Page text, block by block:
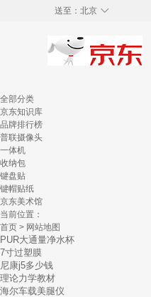
◇
送至： 北京
全部分类
京东知识库
品牌排行榜
普联摄像头
一体机
收纳包
键盘贴
键帽贴纸
京东美术馆
当前位置：
首页 > 网站地图
PUR大通量净水杯
7寸过塑膜
尼康j5多少钱
理论力学教材
海尔车载美腿仪